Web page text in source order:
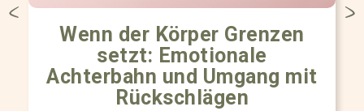
Wenn der Körper Grenzen
setzt: Emotionale
Achterbahn und Umgang mit
Rückschlägen